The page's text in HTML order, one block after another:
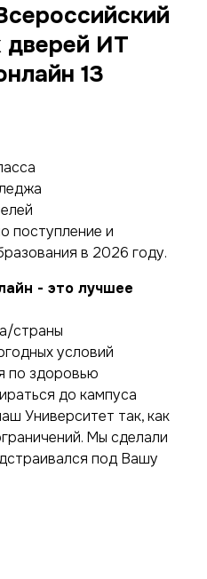
дверей ИТ
13
поступление и
в 2026 году.
- это лучшее
страны
условий
по здоровью
до кампуса
Университет так, как
Мы сделали
под Вашу